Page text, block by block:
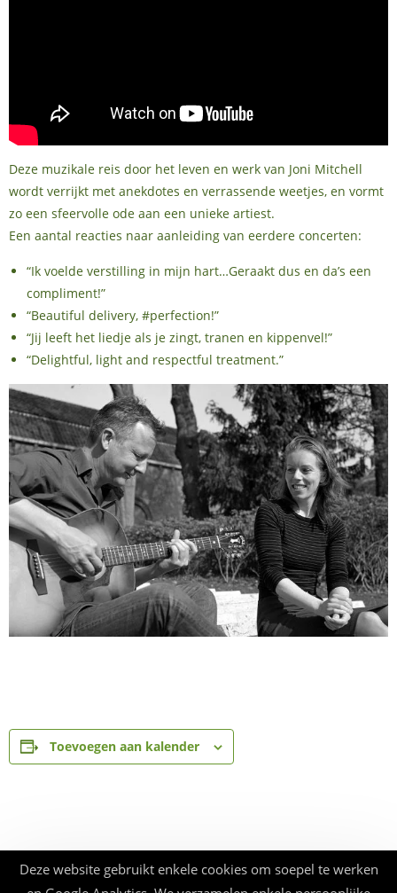
Deze muzikale reis door het leven en werk van Joni Mitchell
wordt verrijkt met anekdotes en verrassende weetjes, en vormt
zo een sfeervolle ode aan een unieke artiest.
Een aantal reacties naar aanleiding van eerdere concerten:
“Ik voelde verstilling in mijn hart…Geraakt dus en da’s een
compliment!”
“Beautiful delivery, #perfection!”
“Jij leeft het liedje als je zingt, tranen en kippenvel!”
“Delightful, light and respectful treatment.”
Toevoegen aan kalender
Deze website gebruikt enkele cookies om soepel te werken